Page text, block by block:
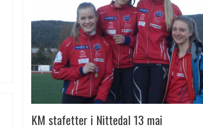
KM stafetter i Nittedal 13 mai